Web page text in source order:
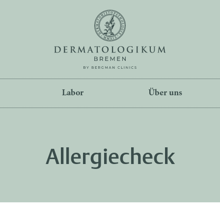
Labor Über uns
Allergiecheck